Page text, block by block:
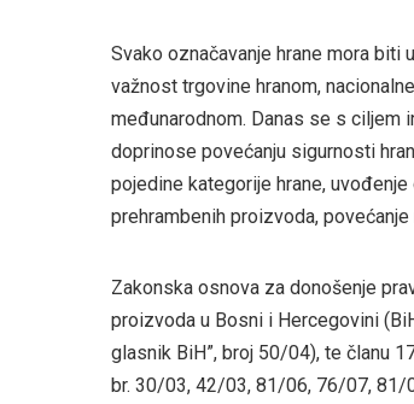
Svako označavanje hrane mora biti
važnost trgovine hranom,
međunarodnom. Danas se s ciljem
doprinose povećanju sigurnosti
pojedine kategorije hrane,
prehrambenih proizvoda,
Zakonska osnova za donošenje
proizvoda u Bosni i Hercegovini
glasnik BiH”, broj 50/04), te članu
br. 30/03, 42/03, 81/06, 76/07, 81/